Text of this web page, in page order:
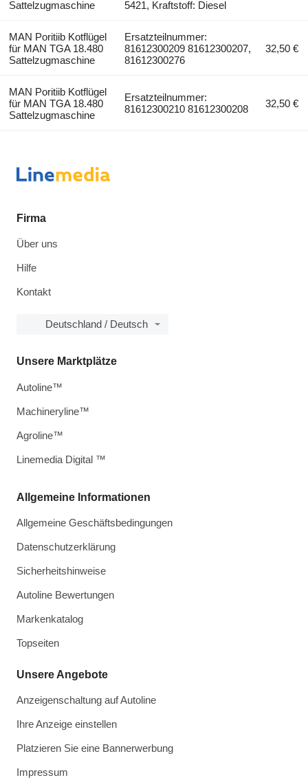
Sattelzugmaschine
5421, Kraftstoff: Diesel
MAN Poritiib Kotflügel
für MAN TGA 18.480
Sattelzugmaschine
Ersatzteilnummer:
81612300209 81612300207,
81612300276
32,50 €
MAN Poritiib Kotflügel
für MAN TGA 18.480
Sattelzugmaschine
Ersatzteilnummer:
81612300210 81612300208
32,50 €
Firma
Über uns
Hilfe
Kontakt
Deutschland / Deutsch
Allgemeine Informationen
Allgemeine Geschäftsbedingungen
Datenschutzerklärung
Sicherheitshinweise
Autoline Bewertungen
Markenkatalog
Topseiten
Unsere Angebote
Anzeigenschaltung auf Autoline
Ihre Anzeige einstellen
Platzieren Sie eine Bannerwerbung
Impressum
Unsere Marktplätze
Autoline™
Machineryline™
Agroline™
Linemedia Digital ™